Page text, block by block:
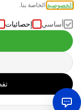
الخصوصية الخاصة بنا.
أساسي إحصائيات